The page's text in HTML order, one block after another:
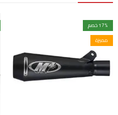
17% خصم
مميزة